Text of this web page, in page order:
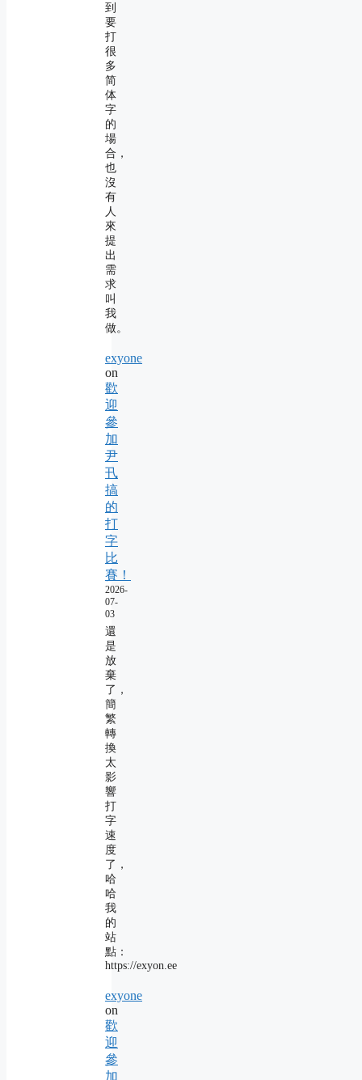
到
要
打
很
多
简
体
字
的
場
合，
也
沒
有
人
來
提
出
需
求
叫
我
做。
exyone
on
歡
迎
參
加
尹
卂
搞
的
打
字
比
賽！
2026-
07-
03
還
是
放
棄
了，
簡
繁
轉
換
太
影
響
打
字
速
度
了，
哈
哈
我
的
站
點：
https://exyon.ee
exyone
on
歡
迎
參
加